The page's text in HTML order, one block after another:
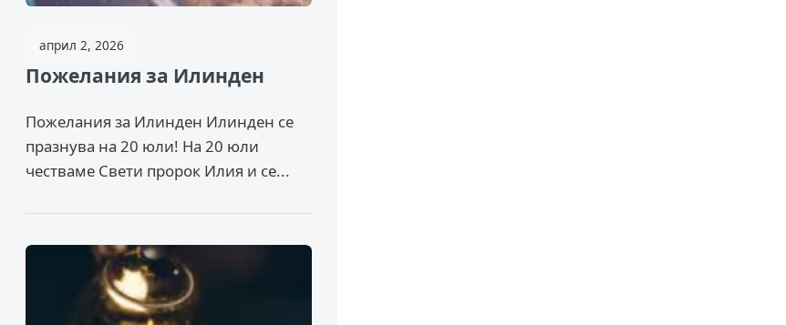
април 2, 2026
Пожелания за Илинден
Пожелания за Илинден Илинден се
празнува на 20 юли! На 20 юли
честваме Свети пророк Илия и се...